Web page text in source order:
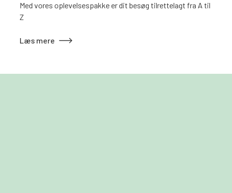
Med vores oplevelsespakke er dit besøg tilrettelagt fra A til
Z
Læs mere